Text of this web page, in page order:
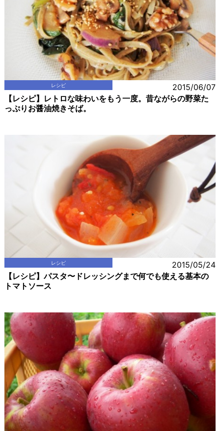
レシピ 2015/06/07
【レシピ】レトロな味わいをもう一度。昔ながらの野菜た
っぷりお醤油焼きそば。
レシピ 2015/05/24
【レシピ】パスタ〜ドレッシングまで何でも使える基本の
トマトソース